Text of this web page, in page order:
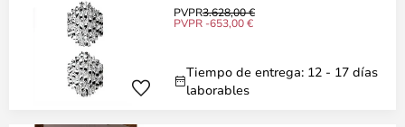
PVPR3.628,00 €
PVPR -653,00 €
Tiempo de entrega: 12 - 17 días
laborables